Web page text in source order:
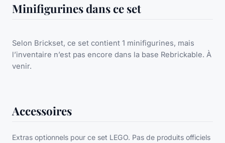
Minifigurines dans ce set
Selon Brickset, ce set contient 1 minifigurines, mais
l’inventaire n’est pas encore dans la base Rebrickable. À
venir.
Accessoires
Extras optionnels pour ce set LEGO. Pas de produits officiels